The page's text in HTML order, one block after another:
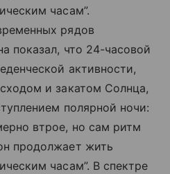
часам”.
рядов
показал, что 24-часовой
активности,
и закатом Солнца,
полярной ночи:
втрое, но сам ритм
продолжает жить
часам”. В спектре